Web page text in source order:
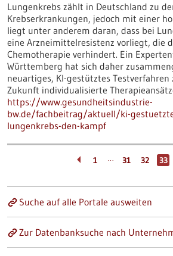
Lungenkrebs zählt in Deutschland zu
Krebserkrankungen, jedoch mit einer
liegt unter anderem daran, dass bei
eine Arzneimittelresistenz vorliegt, die
Chemotherapie verhindert. Ein
Württemberg hat sich daher
neuartiges, KI-gestütztes Testverfahren
Zukunft individualisierte
https://www.gesundheitsindustrie-
bw.de/fachbeitrag/aktuell/ki-
lungenkrebs-den-kampf
1 … 31 32 33
Suche auf alle Portale ausweiten
Zur Datenbanksuche nach